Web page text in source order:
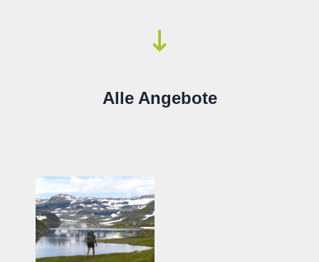
Alle Angebote